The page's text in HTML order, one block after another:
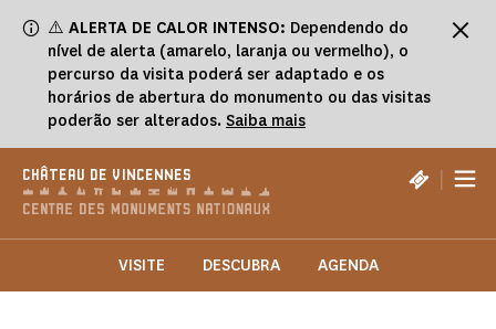
⚠️ ALERTA DE CALOR INTENSO: Dependendo do
nível de alerta (amarelo, laranja ou vermelho), o
percurso da visita poderá ser adaptado e os
horários de abertura do monumento ou das visitas
poderão ser alterados. Saiba mais
CHÂTEAU DE VINCENNES |
VISITE DESCUBRA AGENDA